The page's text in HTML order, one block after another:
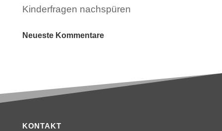
Kinderfragen nachspüren
Neueste Kommentare
KONTAKT